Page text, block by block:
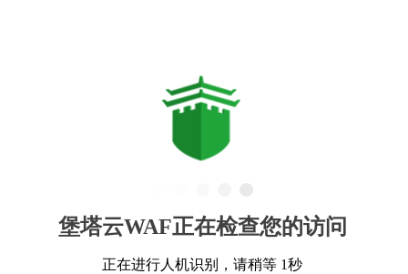
堡塔云WAF正在检查您的访问
正在进行人机识别，请稍等 1秒